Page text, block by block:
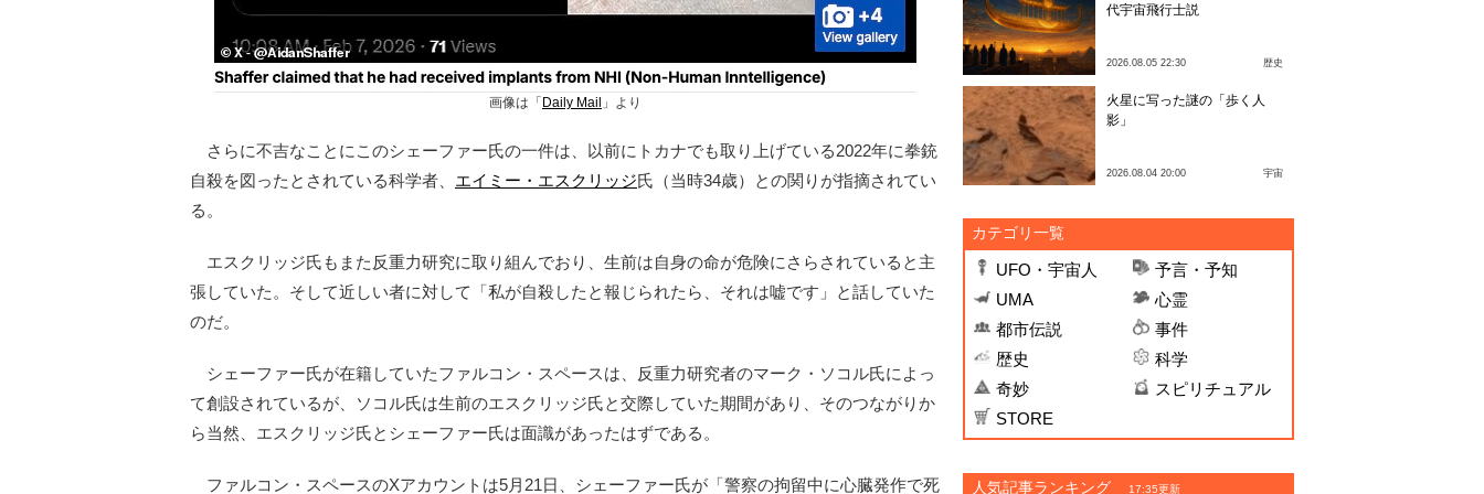
画像は「Daily Mail 」より
さらに不吉なことにこのシェーファー氏の一件は、以前にトカナでも取り上げている2022年に拳銃
自殺を図ったとされている科学者、 エイミー・エスクリッジ氏（当時34歳）との関りが指摘されてい
る。
エスクリッジ氏もまた反重力研究に取り組んでおり、生前は自身の命が危険にさらされていると主
張していた。そして近しい者に対して「私が自殺したと報じられたら、それは嘘です」と話していた
のだ。
シェーファー氏が在籍していたファルコン・スペースは、反重力研究者のマーク・ソコル氏によっ
て創設されているが、ソコル氏は生前のエスクリッジ氏と交際していた期間があり、そのつながりか
ら当然、エスクリッジ氏とシェーファー氏は面識があったはずである。
ファルコン・スペースのXアカウントは5月21日、シェーファー氏が「警察の拘留中に心臓発作で死
代宇宙飛行士説
2026.08.05 22:30 歴史
火星に写った謎の「歩く人
影」
2026.08.04 20:00 宇宙
カテゴリ一覧
UFO・宇宙人
予言・予知
UMA
心霊
都市伝説
事件
歴史
科学
奇妙
スピリチュアル
STORE
人気記事ランキング 17:35更新